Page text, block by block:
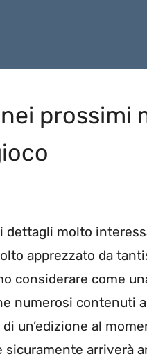
prossimi
dettagli molto
apprezzato da
considerare come
numerosi contenuti
un’edizione al
sicuramente arriverà